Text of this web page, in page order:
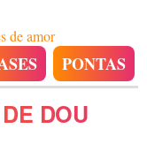
de amor
PONTAS
DOU